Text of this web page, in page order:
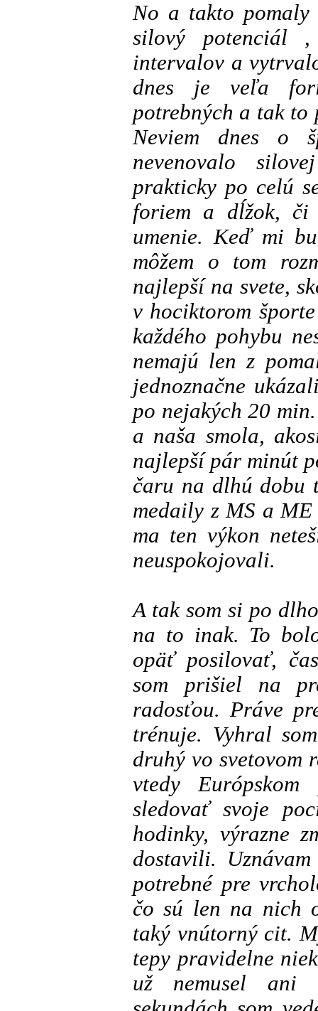
No a takto
silový potenciál ,
intervalov a
dnes je veľa
potrebných a tak to
Neviem dnes o
nevenovalo
prakticky po celú
foriem a dĺžok, či
umenie. Keď mi
môžem o tom
najlepší na svete,
v hociktorom
každého pohybu
nemajú len z
jednoznačne
po nejakých 20
a naša smola,
najlepší pár minút
čaru na dlhú dobu
medaily z MS a
ma ten výkon
neuspokojovali.
A tak som si po
na to inak. To
opäť posilovať,
som prišiel na
radosťou. Práve
trénuje. Vyhral
druhý vo svetovom
vtedy
sledovať svoje
hodinky, výrazne
dostavili.
potrebné pre
čo sú len na nich
taký vnútorný cit.
tepy pravidelne
už nemusel ani